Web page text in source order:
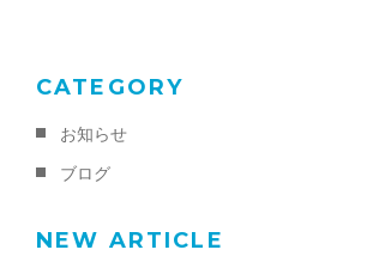
CATEGORY
お知らせ
ブログ
NEW ARTICLE